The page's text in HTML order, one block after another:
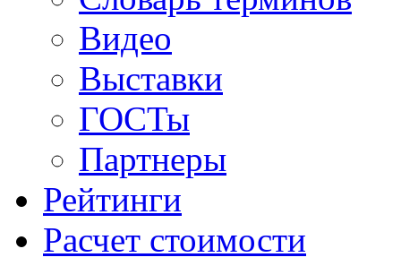
Видео
Выставки
ГОСТы
Партнеры
Рейтинги
Расчет стоимости